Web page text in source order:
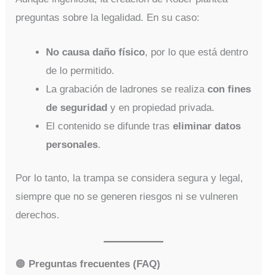
preguntas sobre la legalidad. En su caso:
No causa daño físico, por lo que está dentro
de lo permitido.
La grabación de ladrones se realizacon fines
de seguridad y en propiedad privada.
El contenido se difunde traseliminar datos
personales.
Por lo tanto, la trampa se considera segura y legal,
siempre que no se generen riesgos ni se vulneren
derechos.
🟠 Preguntas frecuentes (FAQ)